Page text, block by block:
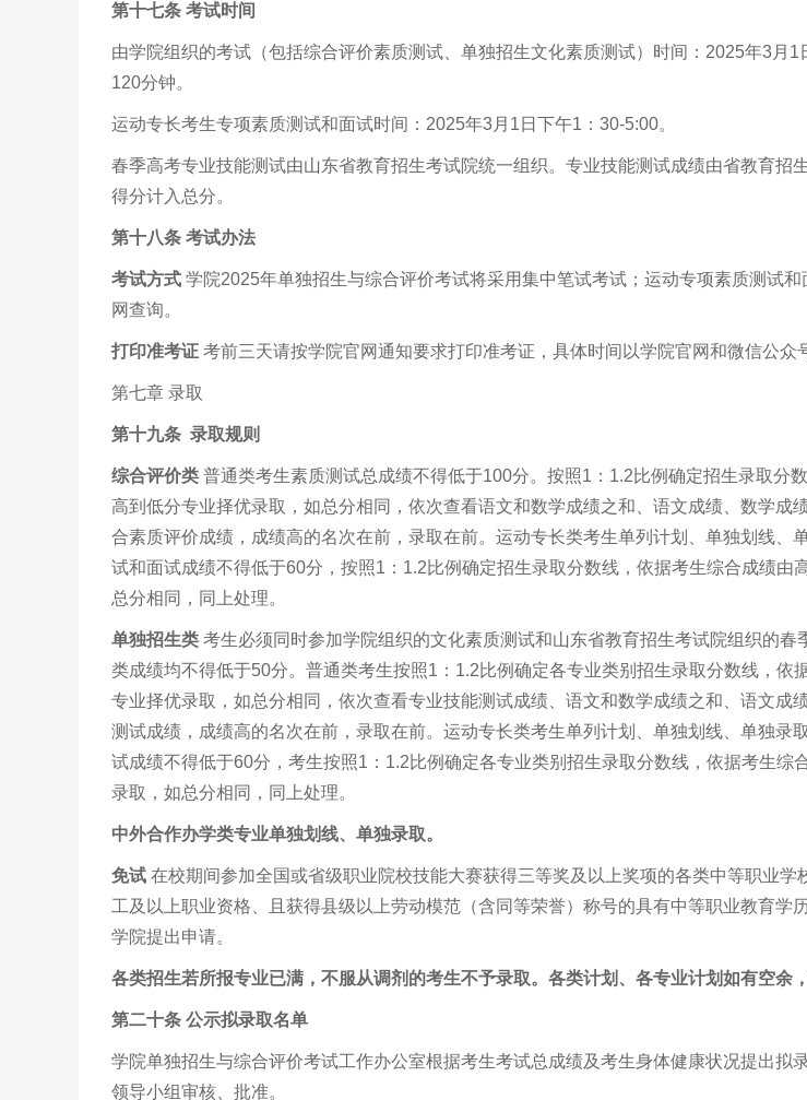
第十七条 考试时间
由学院组织的考试（包括综合评价素质测试、单独招生文化素质测试）时间：2025年3月
120分钟。
运动专长考生专项素质测试和面试时间：2025年3月1日下午1：30-5:00。
春季高考专业技能测试由山东省教育招生考试院统一组织。专业技能测试成绩由省教育招
得分计入总分。
第十八条 考试办法
考试方式 学院2025年单独招生与综合评价考试将采用集中笔试考试；运动专项素质测试
网查询。
打印准考证 考前三天请按学院官网通知要求打印准考证，具体时间以学院官网和微信公众
第七章 录取
第十九条 录取规则
综合评价类 普通类考生素质测试总成绩不得低于100分。按照1：1.2比例确定招生录取分
高到低分专业择优录取，如总分相同，依次查看语文和数学成绩之和、语文成绩、数学成
合素质评价成绩，成绩高的名次在前，录取在前。运动专长类考生单列计划、单独划线、
试和面试成绩不得低于60分，按照1：1.2比例确定招生录取分数线，依据考生综合成绩由
总分相同，同上处理。
单独招生类 考生必须同时参加学院组织的文化素质测试和山东省教育招生考试院组织的春
类成绩均不得低于50分。普通类考生按照1：1.2比例确定各专业类别招生录取分数线，依
专业择优录取，如总分相同，依次查看专业技能测试成绩、语文和数学成绩之和、语文成
测试成绩，成绩高的名次在前，录取在前。运动专长类考生单列计划、单独划线、单独录
试成绩不得低于60分，考生按照1：1.2比例确定各专业类别招生录取分数线，依据考生综
录取，如总分相同，同上处理。
中外合作办学类专业单独划线、单独录取。
免试 在校期间参加全国或省级职业院校技能大赛获得三等奖及以上奖项的各类中等职业学
工及以上职业资格、且获得县级以上劳动模范（含同等荣誉）称号的具有中等职业教育学
学院提出申请。
各类招生若所报专业已满，不服从调剂的考生不予录取。各类计划、各专业计划如有空余
第二十条 公示拟录取名单
学院单独招生与综合评价考试工作办公室根据考生考试总成绩及考生身体健康状况提出拟
领导小组审核、批准。